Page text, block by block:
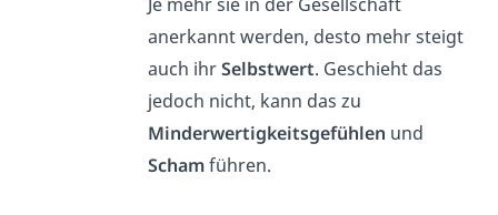
anerkannt werden, desto mehr steigt
auch ihrSelbstwert. Geschieht das
jedoch nicht, kann das zu
Minderwertigkeitsgefühlen und
Schamführen.